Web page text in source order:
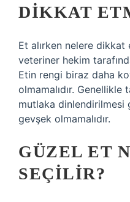
DIKKAT
Et alırken nelere
veteriner hekim
Etin rengi biraz daha
olmamalıdır.
mutlaka dinlendirilmesi
gevşek olmamalıdır.
GÜZEL ET
SEÇILIR?